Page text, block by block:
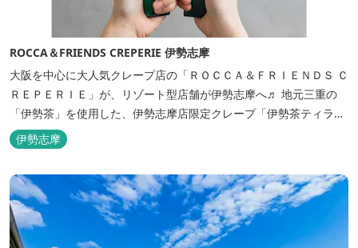
ROCCA＆FRIENDS CREPERIE 伊勢志摩
大阪を中心に大人気クレープ店の「ＲＯＣＣＡ＆ＦＲＩＥＮＤＳ Ｃ
ＲＥＰＥＲＩＥ」が、リゾート型店舗が伊勢志摩へ♬ 地元三重の
「伊勢茶」を使用した、伊勢志摩店限定クレープ「伊勢茶ティラミ
ス」をはじめ、まるで「パフェ」のような創作クレープを味わえま
す。 また季節に合わせて、期間限定クレープやドリンク種類も豊富
ですので、伊勢志摩旅行の際にはぜひお立ち寄りいただければと思
います。 店舗前のテラス...
伊勢志摩